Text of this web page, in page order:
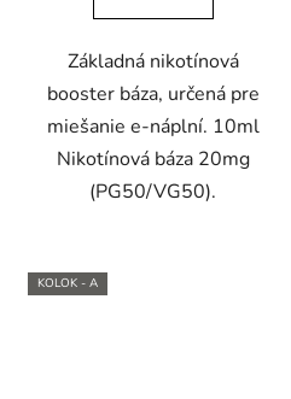
Základná nikotínová
booster báza, určená pre
miešanie e-náplní. 10ml
Nikotínová báza 20mg
(PG50/VG50).
KOLOK - A